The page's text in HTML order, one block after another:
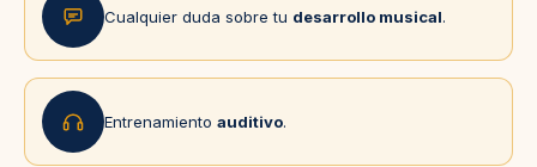
Cualquier duda sobre tu desarrollo musical.
Entrenamiento auditivo.